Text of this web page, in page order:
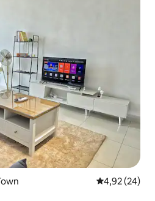
Note
4,92 (24)